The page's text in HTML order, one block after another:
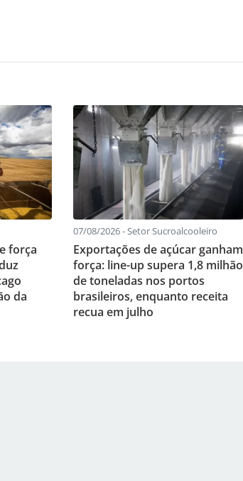
força
da
07/08/2026 - Setor Sucroalcooleiro
Exportações de açúcar ganham
força: line-up supera 1,8 milhão
de toneladas nos portos
brasileiros, enquanto receita
recua em julho